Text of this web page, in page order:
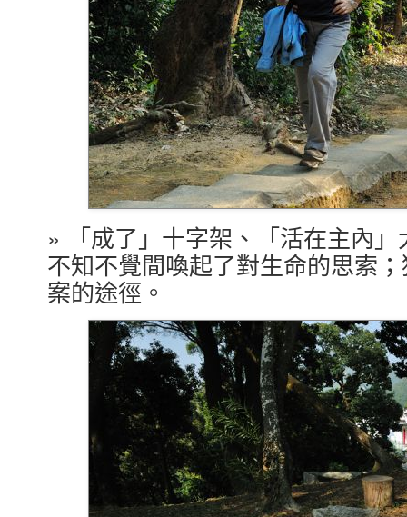
» 「成了」十字架、「活在主內
不知不覺間喚起了對生命的思索
案的途徑。